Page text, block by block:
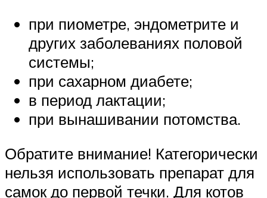
при пиометре, эндометрите и
других заболеваниях половой
системы;
при сахарном диабете;
в период лактации;
при вынашивании потомства.
Обратите внимание! Категорически
нельзя использовать препарат для
самок до первой течки. Для котов